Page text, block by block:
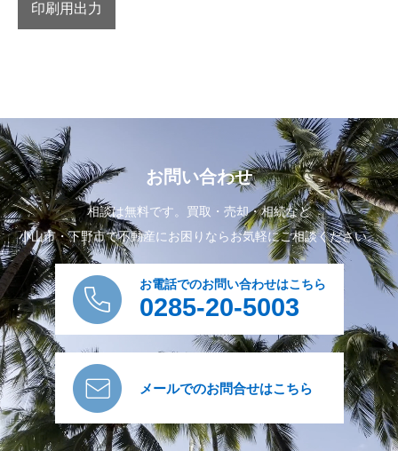
印刷用出力
お問い合わせ
相談は無料です。買取・売却・相続など
小山市・下野市で不動産にお困りならお気軽にご相談ください。
お電話でのお問い合わせはこちら
0285-20-5003
メールでのお問合せはこちら